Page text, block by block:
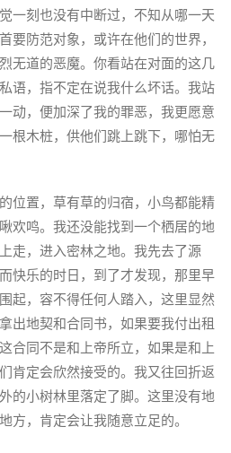
一刻也没有中断过，不知从哪一天
要防范对象，或许在他们的世界，
无道的恶魔。你看站在对面的这几
语，指不定在说我什么坏话。我站
动，便加深了我的罪恶，我更愿意
根木桩，供他们跳上跳下，哪怕无
位置，草有草的归宿，小鸟都能精
欢鸣。我还没能找到一个栖居的地
走，进入密林之地。我先去了源
快乐的时日，到了才发现，那里早
起，容不得任何人踏入，这里显然
出地契和合同书，如果要我付出租
合同不是和上帝所立，如果是和上
肯定会欣然接受的。我又往回折返
的小树林里落定了脚。这里没有地
方，肯定会让我随意立足的。